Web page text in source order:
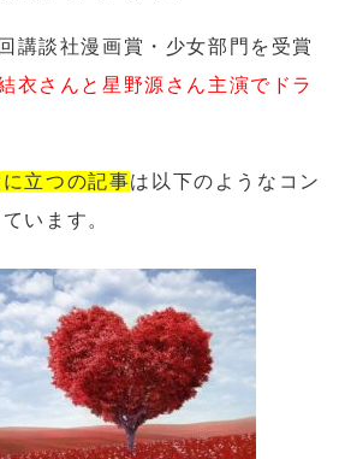
講談社漫画賞・少女部門を受賞
衣さんと星野源さん主演でドラ
立つの記事は以下のようなコン
います。